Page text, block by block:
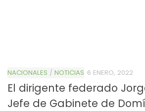
NACIONALES / NOTICIAS 6 ENERO, 2022
El dirigente federado
Jefe de Gabinete de